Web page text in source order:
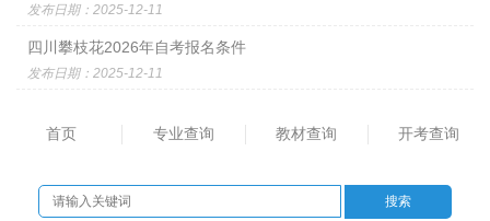
发布日期：2025-12-11
四川攀枝花2026年自考报名条件
发布日期：2025-12-11
首页 专业查询 教材查询 开考查询